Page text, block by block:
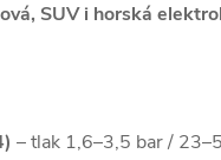
SUV i horská
– tlak 1,6–3,5 bar /